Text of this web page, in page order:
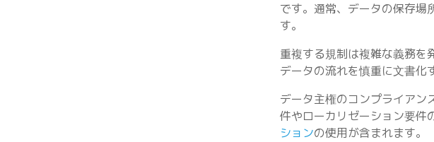
です。通常、データの保存場
す。
重複する規制は複雑な義務を
データの流れを慎重に文書化
データ主権のコンプライアン
件やローカリゼーション要件
ションの使用が含まれます。